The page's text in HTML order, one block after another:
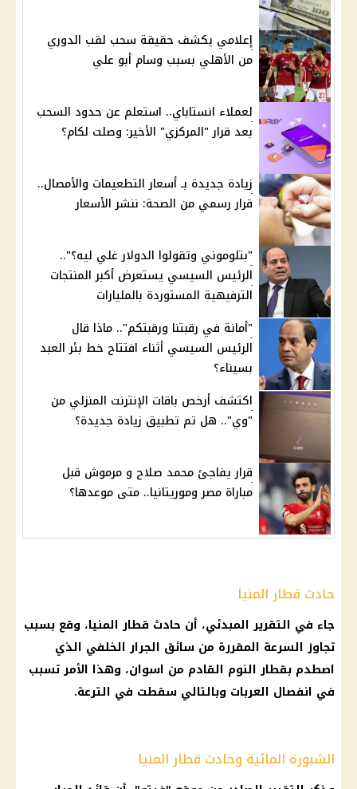
إعلامي يكشف حقيقة سحب لقب الدوري
من الأهلي بسبب وسام أبو علي
لعملاء انستاباي.. استعلم عن حدود السحب
بعد قرار "المركزي" الأخير: وصلت لكام؟
زيادة جديدة بـ أسعار التطعيمات والأمصال..
قرار رسمي من الصحة: ننشر الأسعار
"بتلوموني وتقولوا الدولار غلي ليه؟"..
الرئيس السيسي يستعرض أكبر المنتجات
الترفيهية المستوردة بالمليارات
"أمانة في رقبتنا ورقبتكم".. ماذا قال
الرئيس السيسي أثناء افتتاح خط بئر العبد
بسيناء؟
اكتشف أرخص باقات الإنترنت المنزلي من
"وي".. هل تم تطبيق زيادة جديدة؟
قرار يفاجئ محمد صلاح و مرموش قبل
مباراة مصر وموريتانيا.. متى موعدها؟
حادث قطار المنيا
جاء في التقرير المبدئي، أن حادث قطارالمنيا، وقع بسبب
تجاوز السرعة المقررة من سائق الجرار الخلفي الذي
اصطدم بقطارالنوم القادم من اسوان، وهذا الأمر تسبب
في انفصال العربات وبالتالي سقطت في الترعة.
الشبورة المائية وحادث قطار المنيا